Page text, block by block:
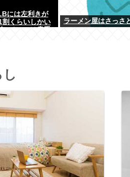
には左利きが
割くらいしかい
ラーメン屋はさっさ